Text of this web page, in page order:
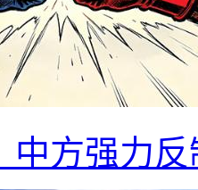
中方强力